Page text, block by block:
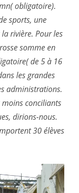
obligatoire).
sports, une
rivière. Pour les
somme en
de 5 à 16
les grandes
administrations.
moins conciliants
dirions-nous.
30 élèves